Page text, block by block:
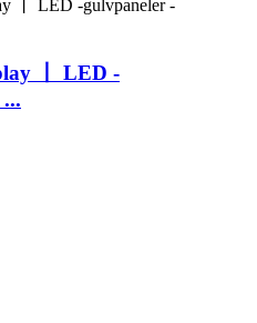
丨 LED -